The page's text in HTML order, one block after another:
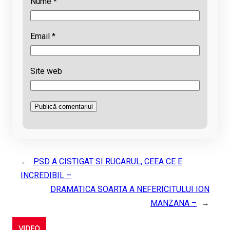
Email *
Site web
←
PSD A CISTIGAT SI RUCARUL, CEEA CE E
INCREDIBIL –
DRAMATICA SOARTA A NEFERICITULUI ION
MANZANA –
→